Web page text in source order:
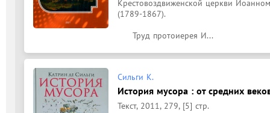
Крестовоздвиженской церкви
(1789-1867).
     Труд протоиерея И...
Сильги К.
История мусора : от средних
Текст, 2011, 279, [5] стр.